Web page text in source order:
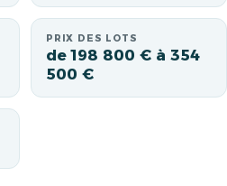
PRIX DES LOTS
de 198 800 € à 354
500 €